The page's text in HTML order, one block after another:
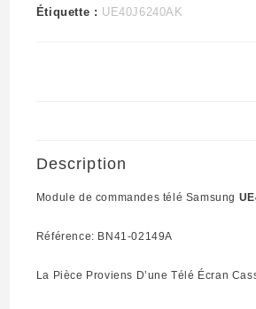
télé
Étiquette : UE40J6240AK
Description
Module de commandes télé Samsung
Référence: BN41-02149A
La Pièce Proviens D’une Télé Écran